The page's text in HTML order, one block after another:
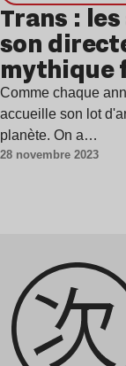
Trans :
son
mythique
Comme chaque
accueille son lot
planète. On a…
28 novembre 2023